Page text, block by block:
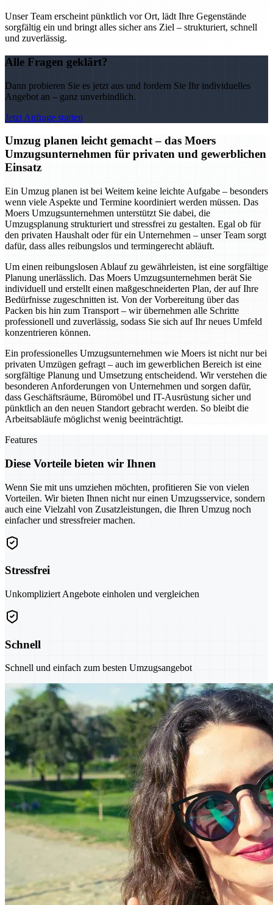
Unser Team erscheint pünktlich vor Ort, lädt Ihre Gegenstände
sorgfältig ein und bringt alles sicher ans Ziel – strukturiert, schnell
und zuverlässig.
Alle Fragen geklärt?
Dann probieren Sie es jetzt aus und fordern Sie Ihr individuelles
Angebot an – ganz unverbindlich.
Jetzt Anfrage starten
Umzug planen leicht gemacht – das Moers
Umzugsunternehmen für privaten und gewerblichen
Einsatz
Ein Umzug planen ist bei Weitem keine leichte Aufgabe – besonders
wenn viele Aspekte und Termine koordiniert werden müssen. Das
Moers Umzugsunternehmen unterstützt Sie dabei, die
Umzugsplanung strukturiert und stressfrei zu gestalten. Egal ob für
den privaten Haushalt oder für ein Unternehmen – unser Team sorgt
dafür, dass alles reibungslos und termingerecht abläuft.
Um einen reibungslosen Ablauf zu gewährleisten, ist eine sorgfältige
Planung unerlässlich. Das Moers Umzugsunternehmen berät Sie
individuell und erstellt einen maßgeschneiderten Plan, der auf Ihre
Bedürfnisse zugeschnitten ist. Von der Vorbereitung über das
Packen bis hin zum Transport – wir übernehmen alle Schritte
professionell und zuverlässig, sodass Sie sich auf Ihr neues Umfeld
konzentrieren können.
Ein professionelles Umzugsunternehmen wie Moers ist nicht nur bei
privaten Umzügen gefragt – auch im gewerblichen Bereich ist eine
sorgfältige Planung und Umsetzung entscheidend. Wir verstehen die
besonderen Anforderungen von Unternehmen und sorgen dafür,
dass Geschäftsräume, Büromöbel und IT-Ausrüstung sicher und
pünktlich an den neuen Standort gebracht werden. So bleibt die
Arbeitsabläufe möglichst wenig beeinträchtigt.
Features
Diese Vorteile bieten wir Ihnen
Wenn Sie mit uns umziehen möchten, profitieren Sie von vielen
Vorteilen. Wir bieten Ihnen nicht nur einen Umzugsservice, sondern
auch eine Vielzahl von Zusatzleistungen, die Ihren Umzug noch
einfacher und stressfreier machen.
Stressfrei
Unkompliziert Angebote einholen und vergleichen
Schnell
Schnell und einfach zum besten Umzugsangebot